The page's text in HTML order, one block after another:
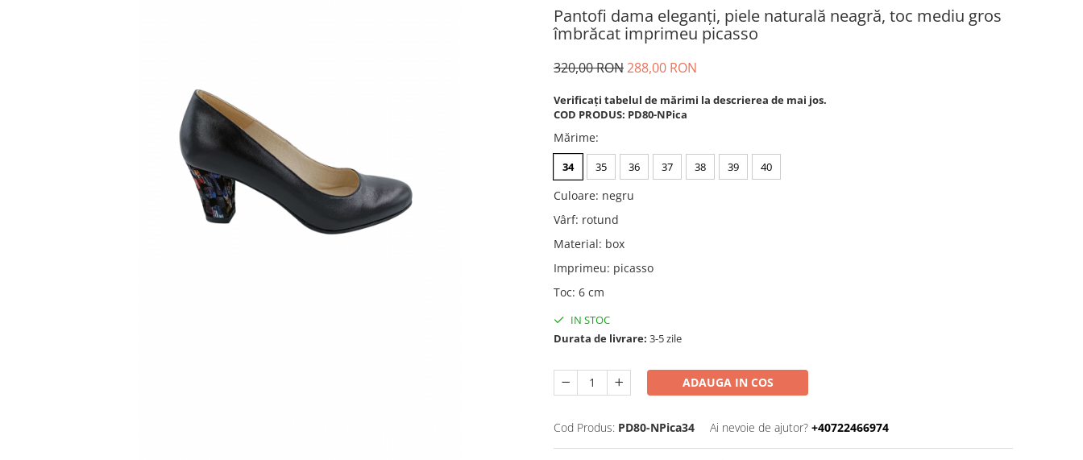
Pantofi dama eleganți, piele naturală neagră, toc mediu gros
îmbrăcat imprimeu picasso
320,00 RON288,00 RON
Verificați tabelul de mărimi la descrierea de mai jos.
COD PRODUS: PD80-NPica
Mărime:
34 35 36 37 38 39 40
Culoare: negru
Vârf: rotund
Material: box
Imprimeu: picasso
Toc: 6 cm
IN STOC
Durata de livrare: 3-5 zile
ADAUGA IN COS
Cod Produs: PD80-NPica34 Ai nevoie de ajutor? +40722466974